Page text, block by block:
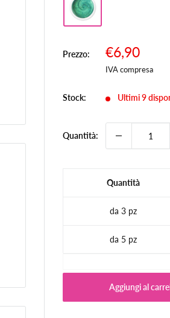
Prezzo:
Prezzo
scontato
€6,90
IVA compresa
Stock: Ultimi 9
Quantità:
Quantità
da 3 pz
da 5 pz
Aggiungi al